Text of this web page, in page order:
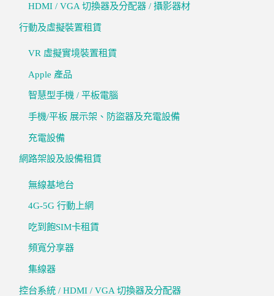
HDMI / VGA 切換器及分配器 / 攝影器材
行動及虛擬裝置租賃
VR 虛擬實境裝置租賃
Apple 產品
智慧型手機 / 平板電腦
手機/平板 展示架、防盜器及充電設備
充電設備
網路架設及設備租賃
無線基地台
4G-5G 行動上網
吃到飽SIM卡租賃
頻寬分享器
集線器
控台系統 / HDMI / VGA 切換器及分配器